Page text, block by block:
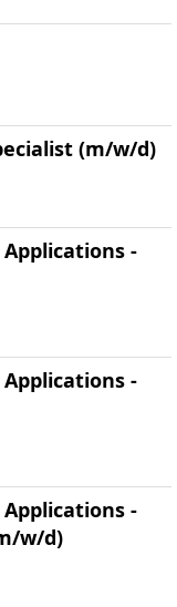
(m/w/d)
-
-
-
w/d)